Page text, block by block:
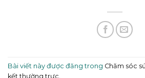
Bài viết này được đăng trong Chăm sóc
kết thường trực